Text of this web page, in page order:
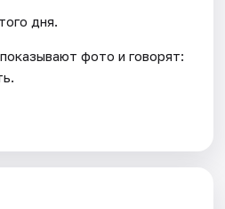
дня.
фото и говорят: